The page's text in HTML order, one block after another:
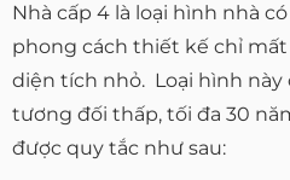
Nhà cấp 4 là loại hình nhà
phong cách thiết kế chỉ mất
diện tích nhỏ. Loại hình này
tương đối thấp, tối đa 30
được quy tắc như sau: